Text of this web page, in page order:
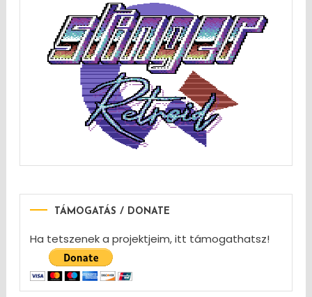
TÁMOGATÁS / DONATE
Ha tetszenek a projektjeim, itt támogathatsz!